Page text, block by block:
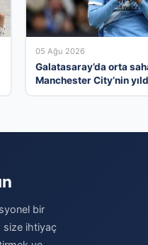
05 Ağu 2026
Galatasaray’da orta
Manchester City’nin
bir
size ihtiyaç